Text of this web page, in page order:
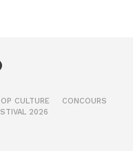
CULTURE
CONCOURS
2026